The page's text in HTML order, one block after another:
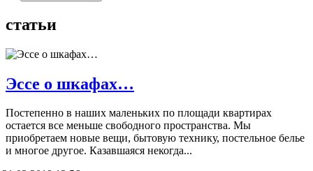
статьи
Эссе о шкафах…
Постепенно в наших маленьких по площади квартирах
остается все меньше свободного пространства. Мы
приобретаем новые вещи, бытовую технику, постельное белье
и многое другое. Казавшаяся некогда...